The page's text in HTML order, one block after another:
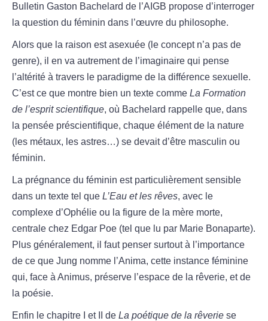
Bulletin Gaston Bachelard de l’AIGB propose d’interroger
la question du féminin dans l’œuvre du philosophe.
Alors que la raison est asexuée (le concept n’a pas de
genre), il en va autrement de l’imaginaire qui pense
l’altérité à travers le paradigme de la différence sexuelle.
C’est ce que montre bien un texte comme La Formation
de l’esprit scientifique, où Bachelard rappelle que, dans
la pensée préscientifique, chaque élément de la nature
(les métaux, les astres…) se devait d’être masculin ou
féminin.
La prégnance du féminin est particulièrement sensible
dans un texte tel que L’Eau et les rêves, avec le
complexe d’Ophélie ou la figure de la mère morte,
centrale chez Edgar Poe (tel que lu par Marie Bonaparte).
Plus généralement, il faut penser surtout à l’importance
de ce que Jung nomme l’Anima, cette instance féminine
qui, face à Animus, préserve l’espace de la rêverie, et de
la poésie.
Enfin le chapitre I et II de La poétique de la rêverie se